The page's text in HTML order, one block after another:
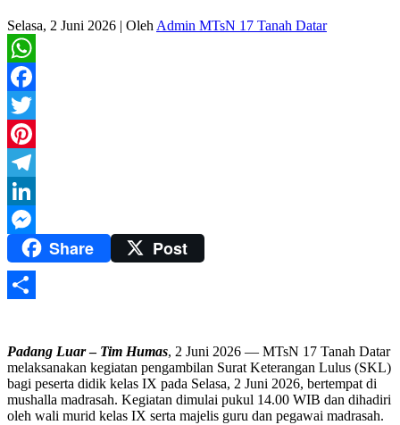
Selasa, 2 Juni 2026 | Oleh Admin MTsN 17 Tanah Datar
WhatsApp
Facebook
Twitter
Pinterest
Telegram
LinkedIn
MessengerShare Post
Padang Luar– Tim Humas, 2 Juni 2026 — MTsN 17 Tanah Datar
melaksanakan kegiatan pengambilan Surat Keterangan Lulus (SKL)
bagi peserta didik kelas IX pada Selasa, 2 Juni 2026, bertempat di
mushalla madrasah. Kegiatan dimulai pukul 14.00 WIB dan dihadiri
oleh wali murid kelas IX serta majelis guru dan pegawai madrasah.